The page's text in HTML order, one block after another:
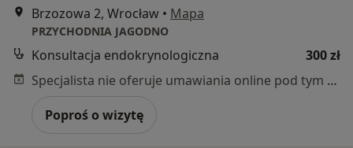
Brzozowa 2, Wrocław • Mapa
PRZYCHODNIA JAGODNO
Konsultacja endokrynologiczna
300 zł
Specjalista nie oferuje umawiania online pod tym adresem.
Poproś o wizytę